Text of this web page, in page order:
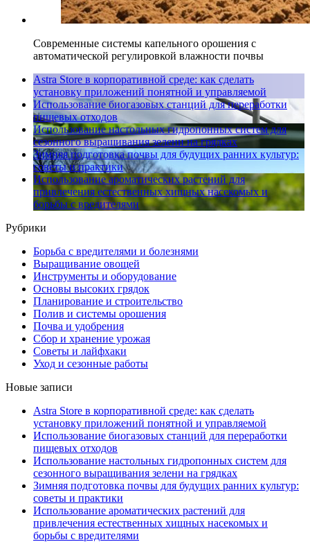
Современные системы капельного орошения с
автоматической регулировкой влажности почвы
Astra Store в корпоративной среде: как сделать
установку приложений понятной и управляемой
Использование биогазовых станций для переработки
пищевых отходов
Использование настольных гидропонных систем для
сезонного выращивания зелени на грядках
Зимняя подготовка почвы для будущих ранних культур:
советы и практики
Использование ароматических растений для
привлечения естественных хищных насекомых и
борьбы с вредителями
Рубрики
Борьба с вредителями и болезнями
Выращивание овощей
Инструменты и оборудование
Основы высоких грядок
Планирование и строительство
Полив и системы орошения
Почва и удобрения
Сбор и хранение урожая
Советы и лайфхаки
Уход и сезонные работы
Новые записи
Astra Store в корпоративной среде: как сделать
установку приложений понятной и управляемой
Использование биогазовых станций для переработки
пищевых отходов
Использование настольных гидропонных систем для
сезонного выращивания зелени на грядках
Зимняя подготовка почвы для будущих ранних культур:
советы и практики
Использование ароматических растений для
привлечения естественных хищных насекомых и
борьбы с вредителями